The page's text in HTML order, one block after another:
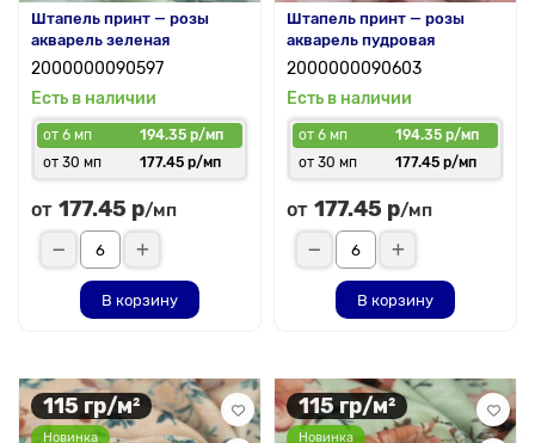
Штапель принт — розы
акварель зеленая
2000000090597
Есть в наличии
от 6 мп
194.35 р/мп
от 30 мп
177.45 р/мп
от 177.45 р/мп
В корзину
Штапель принт — розы
акварель пудровая
2000000090603
Есть в наличии
от 6 мп
194.35 р/мп
от 30 мп
177.45 р/мп
от 177.45 р/мп
В корзину
115 гр/м²
Новинка
115 гр/м²
Новинка